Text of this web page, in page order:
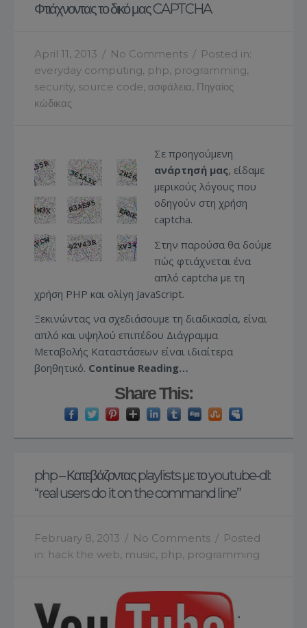
Φτιάχνοντας το δικό μας CAPTCHA
April 11, 2013 / No Comments / Posted in:
everyday computing, php, programming,
security, source code, ασφάλεια, Πηγαίος
κώδικας
Σε προηγούμενη
ανάρτησή μας, είδαμε
μερικούς λόγους που
οδηγούν στη χρήση
captcha.
Στην παρούσα θα δούμε
πώς φτιάχνεται ένα
απλό captcha με τη
χρήση PHP και ολίγη JavaScript.
Ξεκινώντας να σχεδιάσουμε τη διαδικασία, είναι
απλό και υψηλού επιπέδου Διάγραμμα
Μεταβολής Καταστάσεων είναι ιδιαίτερα
βοηθητικό. Continue Reading…
Share This:
php – Κατεβάζοντας playlists με το youtube-dl:
“real users do it on the command line”
February 8, 2013 / No Comments / Posted
in: hack the web, music, php, programming